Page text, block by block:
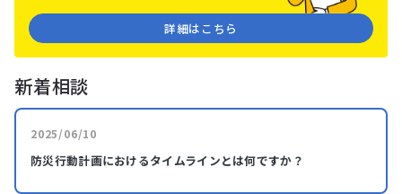
詳細はこちら
新着相談
2025/06/10
防災行動計画におけるタイムラインとは何ですか？